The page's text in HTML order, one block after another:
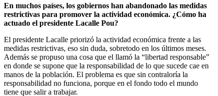
En muchos países, los gobiernos han abandonado las medidas
restrictivas para promover la actividad económica. ¿Cómo ha
actuado el presidente Lacalle Pou?
El presidente Lacalle priorizó la actividad económica frente a las
medidas restrictivas, eso sin duda, sobretodo en los últimos meses.
Además se propuso una cosa que el llamó la “libertad responsable”
en donde se supone que la responsabilidad de lo que sucede cae en
manos de la población. El problema es que sin contraloría la
responsabilidad no funciona, porque en el fondo todo el mundo
tiene que salir a trabajar.